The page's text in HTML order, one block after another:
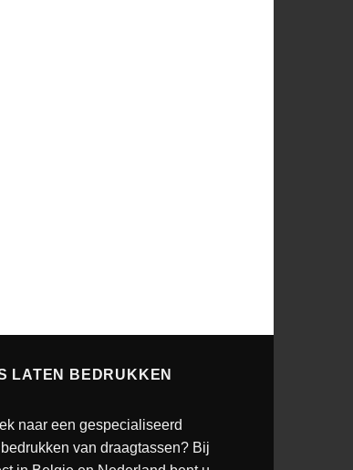
LATEN BEDRUKKEN
naar een gespecialiseerd
van draagtassen? Bij